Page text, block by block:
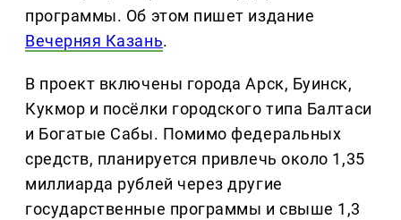
программы. Об этом пишет издание
Вечерняя Казань.
В проект включены города Арск, Буинск,
Кукмор и посёлки городского типа Балтаси
и Богатые Сабы. Помимо федеральных
средств, планируется привлечь около 1,35
миллиарда рублей через другие
государственные программы и свыше 1,3